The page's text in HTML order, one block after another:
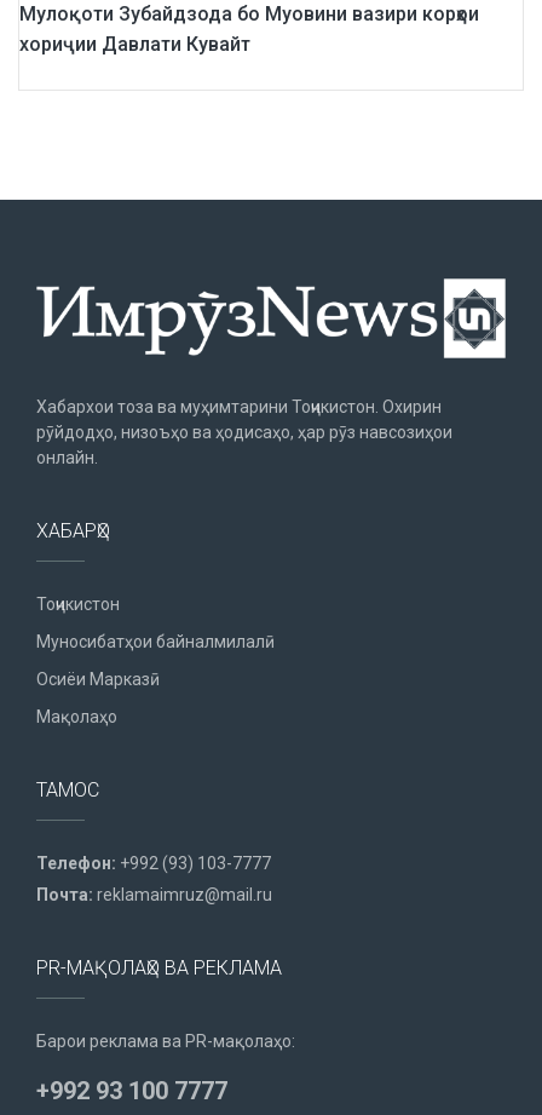
Мулоқоти Зубайдзода бо Муовини вазири корҳои
хориҷии Давлати Кувайт
Хабархои тоза ва муҳимтарини Тоҷикистон. Охирин
рӯйдодҳо, низоъҳо ва ҳодисаҳо, ҳар рӯз навсозиҳои
онлайн.
ХАБАРҲО
Тоҷикистон
Муносибатҳои байналмилалӣ
Осиёи Марказӣ
Мақолаҳо
ТАМОС
Телефон: +992 (93) 103-7777
Почта: reklamaimruz@mail.ru
PR-МАҚОЛАҲО ВА РЕКЛАМА
Барои реклама ва PR-мақолаҳо:
+992 93 100 7777